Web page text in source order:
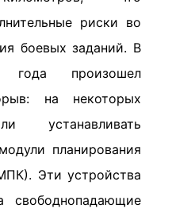
риски во
боевых заданий. В
года произошел
на некоторых
устанавливать
планирования
Эти устройства
свободнопадающие